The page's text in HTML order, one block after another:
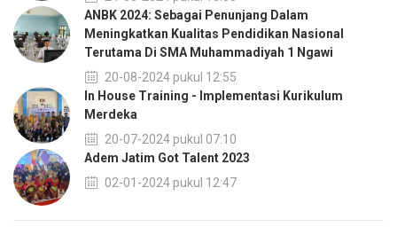
ANBK 2024: Sebagai Penunjang Dalam
Meningkatkan Kualitas Pendidikan Nasional
Terutama Di SMA Muhammadiyah 1 Ngawi
20-08-2024 pukul 12:55
In House Training - Implementasi Kurikulum
Merdeka
20-07-2024 pukul 07:10
Adem Jatim Got Talent 2023
02-01-2024 pukul 12:47